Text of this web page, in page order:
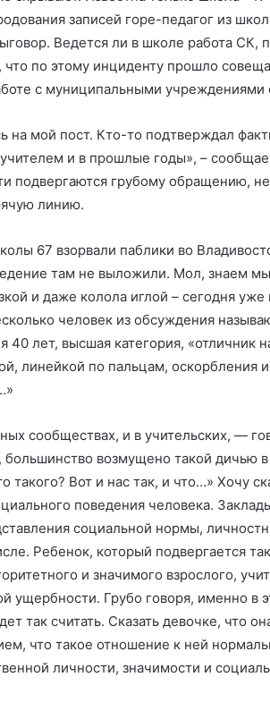
записей горе-педагог из
Ведется ли в школе работа СК,
по этому инциденту прошло
с муниципальными учреждениями
на мой пост. Кто-то подтверждал
и в прошлые годы», –
подвергаются грубому обращению,
линию.
67 взорвали паблики во
там не выложили. Мол, знаем
и даже колола иглой – сегодня уже
человек из обсуждения
лет, высшая категория, «отличник
линейкой по пальцам, оскорбления
сообществах, и в учительских, —
возмущено такой дичью
такого? Вот и нас так, и что…» Хочу
поведения человека.
социальной нормы,
Ребенок, который подвергается
и значимого взрослого,
ущербности. Грубо говоря, именно в
так считать. Сказать девочке, что
что такое отношение к ней
личности, значимости и